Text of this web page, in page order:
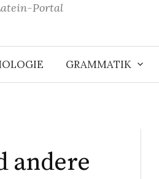
Portal
GRAMMATIK
andere